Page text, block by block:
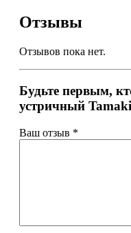
Отзывы
Отзывов пока нет.
Будьте первым,
устричный
Ваш отзыв *